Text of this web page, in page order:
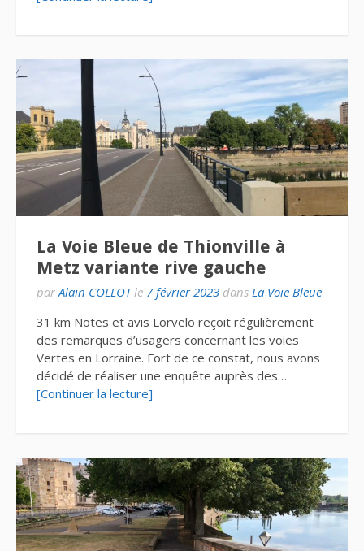
La Voie Bleue de Thionville à
Metz variante rive gauche
parAlain COLLOTle 7 février 2023 dans La Voie Bleue
31 km Notes et avis Lorvelo reçoit régulièrement
des remarques d’usagers concernant les voies
Vertes en Lorraine. Fort de ce constat, nous avons
décidé de réaliser une enquête auprès des…
[Continuer la lecture]